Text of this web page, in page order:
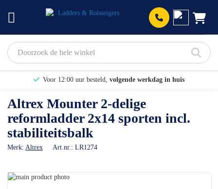
Voor 12:00 uur besteld, volgende werkdag in huis
Bekijk hier onze Actiepagina
Binnen 1 dag eengratis offerte
Altrex Mounter 2-delige
reformladder 2x14 sporten incl.
stabiliteitsbalk
Merk: Altrex Art.nr.: LR1274
Ga